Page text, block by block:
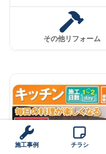
その他リフォーム
施工事例 チラシ